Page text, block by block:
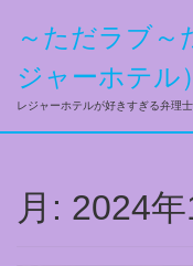
～ただラブ～
ジャーホテル
レジャーホテルが好きすぎる弁理
月: 2024年